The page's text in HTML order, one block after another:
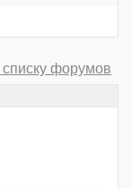
списку форумов